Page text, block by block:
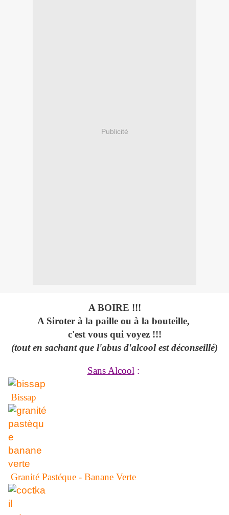
Publicité
A BOIRE !!!
A Siroter à la paille ou à la bouteille,
c'est vous qui voyez !!!
(tout en sachant que l'abus d'alcool est déconseillé)
Sans Alcool :
Bissap
Granité Pastéque - Banane Verte